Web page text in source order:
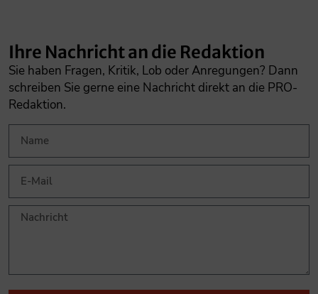
Ihre Nachricht an die Redaktion
Sie haben Fragen, Kritik, Lob oder Anregungen? Dann
schreiben Sie gerne eine Nachricht direkt an die PRO-
Redaktion.